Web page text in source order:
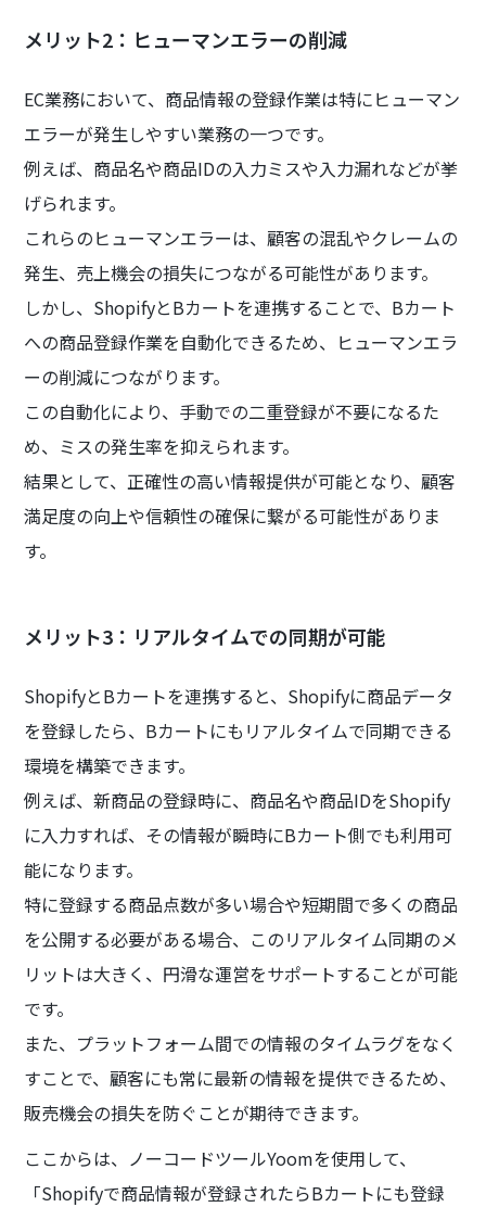
メリット2：ヒューマンエラーの削減
EC業務において、商品情報の登録作業は特にヒューマン
エラーが発生しやすい業務の一つです。
例えば、商品名や商品IDの入力ミスや入力漏れなどが挙
げられます。
これらのヒューマンエラーは、顧客の混乱やクレームの
発生、売上機会の損失につながる可能性があります。
しかし、ShopifyとBカートを連携することで、Bカート
への商品登録作業を自動化できるため、ヒューマンエラ
ーの削減につながります。
この自動化により、手動での二重登録が不要になるた
め、ミスの発生率を抑えられます。
結果として、正確性の高い情報提供が可能となり、顧客
満足度の向上や信頼性の確保に繋がる可能性がありま
す。
メリット3：リアルタイムでの同期が可能
ShopifyとBカートを連携すると、Shopifyに商品データ
を登録したら、Bカートにもリアルタイムで同期できる
環境を構築できます。
例えば、新商品の登録時に、商品名や商品IDをShopify
に入力すれば、その情報が瞬時にBカート側でも利用可
能になります。
特に登録する商品点数が多い場合や短期間で多くの商品
を公開する必要がある場合、このリアルタイム同期のメ
リットは大きく、円滑な運営をサポートすることが可能
です。
また、プラットフォーム間での情報のタイムラグをなく
すことで、顧客にも常に最新の情報を提供できるため、
販売機会の損失を防ぐことが期待できます。
ここからは、ノーコードツールYoomを使用して、
「Shopifyで商品情報が登録されたらBカートにも登録